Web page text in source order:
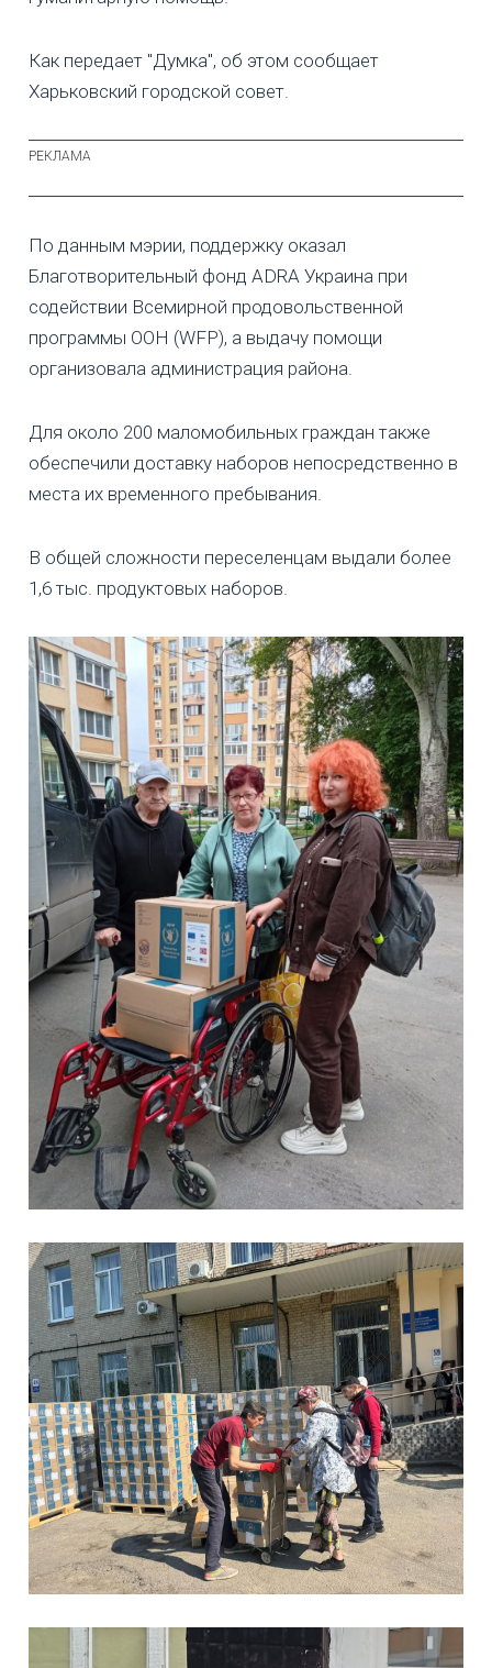
Как передает "Думка", об этом сообщает
Харьковский городской совет.
По данным мэрии, поддержку оказал
Благотворительный фонд ADRA Украина при
содействии Всемирной продовольственной
программы ООН (WFP), а выдачу помощи
организовала администрация района.
Для около 200 маломобильных граждан также
обеспечили доставку наборов непосредственно в
места их временного пребывания.
В общей сложности переселенцам выдали более
1,6 тыс. продуктовых наборов.